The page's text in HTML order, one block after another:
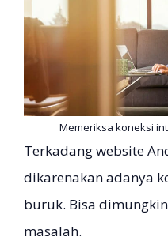
Memeriksa koneksi
Terkadang website
dikarenakan adanya
buruk. Bisa
masalah.